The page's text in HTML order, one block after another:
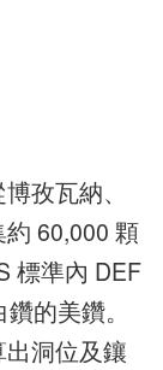
孜瓦納、
60,000 顆
標準內 DEF
的美鑽。
洞位及鑲